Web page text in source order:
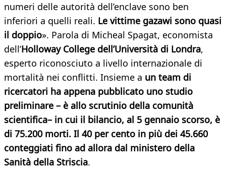
numeri delle autorità dell’enclave sono ben
inferiori a quelli reali. Le vittime gazawi sono quasi
il doppio». Parola di Micheal Spagat, economista
dell’Holloway College dell’Università di Londra,
esperto riconosciuto a livello internazionale di
mortalità nei conflitti. Insieme a un team di
ricercatori ha appena pubblicato uno studio
preliminare – è allo scrutinio della comunità
scientifica– in cui il bilancio, al 5 gennaio scorso, è
di 75.200 morti. Il 40 per cento in più dei 45.660
conteggiati fino ad allora dal ministero della
Sanità della Striscia.